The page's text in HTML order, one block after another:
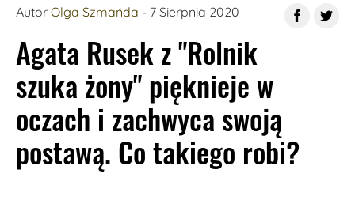
Autor Olga Szmańda - 7 Sierpnia 2020
Agata Rusek z "Rolnik
szuka żony" pięknieje w
oczach i zachwyca swoją
postawą. Co takiego robi?